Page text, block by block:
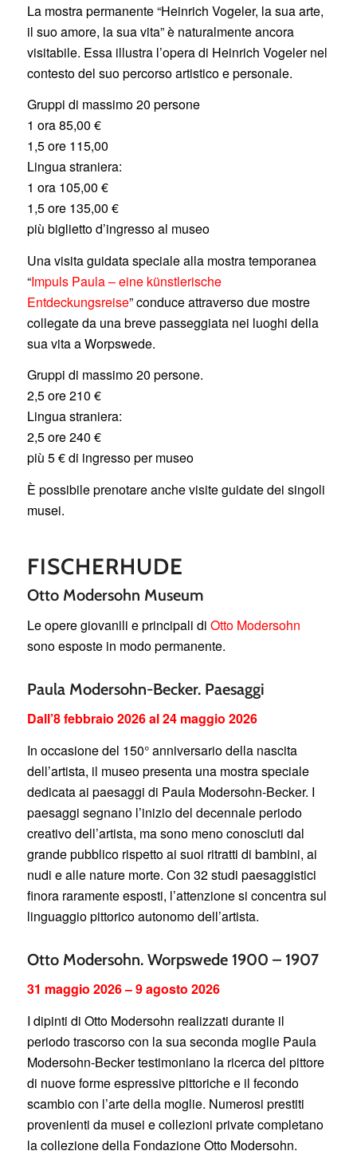
La mostra permanente “Heinrich Vogeler, la sua arte,
il suo amore, la sua vita” è naturalmente ancora
visitabile. Essa illustra l’opera di Heinrich Vogeler nel
contesto del suo percorso artistico e personale.
Gruppi di massimo 20 persone
1 ora 85,00 €
1,5 ore 115,00
Lingua straniera:
1 ora 105,00 €
1,5 ore 135,00 €
più biglietto d’ingresso al museo
Una visita guidata speciale alla mostra temporanea
“Impuls Paula – eine künstlerische
Entdeckungsreise” conduce attraverso due mostre
collegate da una breve passeggiata nei luoghi della
sua vita a Worpswede.
Gruppi di massimo 20 persone.
2,5 ore 210 €
Lingua straniera:
2,5 ore 240 €
più 5 € di ingresso per museo
È possibile prenotare anche visite guidate dei singoli
musei.
FISCHERHUDE
Otto Modersohn Museum
Le opere giovanili e principali di Otto Modersohn
sono esposte in modo permanente.
Paula Modersohn-Becker. Paesaggi
Dall’8 febbraio 2026 al 24 maggio 2026
In occasione del 150° anniversario della nascita
dell’artista, il museo presenta una mostra speciale
dedicata ai paesaggi di Paula Modersohn-Becker. I
paesaggi segnano l’inizio del decennale periodo
creativo dell’artista, ma sono meno conosciuti dal
grande pubblico rispetto ai suoi ritratti di bambini, ai
nudi e alle nature morte. Con 32 studi paesaggistici
finora raramente esposti, l’attenzione si concentra sul
linguaggio pittorico autonomo dell’artista.
Otto Modersohn. Worpswede 1900 – 1907
31 maggio 2026 – 9 agosto 2026
I dipinti di Otto Modersohn realizzati durante il
periodo trascorso con la sua seconda moglie Paula
Modersohn-Becker testimoniano la ricerca del pittore
di nuove forme espressive pittoriche e il fecondo
scambio con l’arte della moglie. Numerosi prestiti
provenienti da musei e collezioni private completano
la collezione della Fondazione Otto Modersohn.